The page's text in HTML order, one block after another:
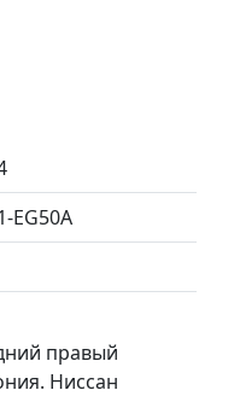
EG50A
правый
Ниссан